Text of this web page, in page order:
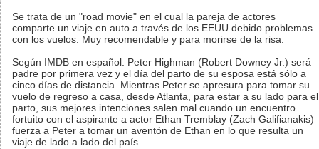
Se trata de un "road movie" en el cual la pareja de actores
comparte un viaje en auto a través de los EEUU debido problemas
con los vuelos. Muy recomendable y para morirse de la risa.
Según IMDB en español: Peter Highman (Robert Downey Jr.) será
padre por primera vez y el día del parto de su esposa está sólo a
cinco días de distancia. Mientras Peter se apresura para tomar su
vuelo de regreso a casa, desde Atlanta, para estar a su lado para el
parto, sus mejores intenciones salen mal cuando un encuentro
fortuito con el aspirante a actor Ethan Tremblay (Zach Galifianakis)
fuerza a Peter a tomar un aventón de Ethan en lo que resulta un
viaje de lado a lado del país.